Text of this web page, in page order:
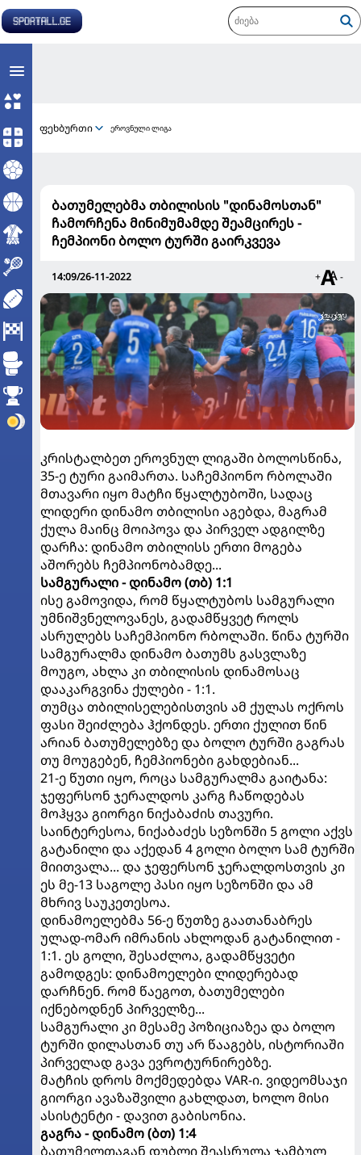
ფეხბურთი ეროვნული ლიგა
ბათუმელებმა თბილისის "დინამოსთან"
ჩამორჩენა მინიმუმამდე შეამცირეს -
ჩემპიონი ბოლო ტურში გაირკვევა
14:09/26-11-2022 + -
კრისტალბეთ ეროვნულ ლიგაში ბოლოსწინა,
35-ე ტური გაიმართა. საჩემპიონო რბოლაში
მთავარი იყო მატჩი წყალტუბოში, სადაც
ლიდერი დინამო თბილისი აგებდა, მაგრამ
ქულა მაინც მოიპოვა და პირველ ადგილზე
დარჩა: დინამო თბილისს ერთი მოგება
აშორებს ჩემპიონობამდე...
სამგურალი - დინამო (თბ) 1:1
ისე გამოვიდა, რომ წყალტუბოს სამგურალი
უმნიშვნელოვანეს, გადამწყვეტ როლს
ასრულებს საჩემპიონო რბოლაში. წინა ტურში
სამგურალმა დინამო ბათუმს გასვლაზე
მოუგო, ახლა კი თბილისის დინამოსაც
დააკარგვინა ქულები - 1:1.
თუმცა თბილისელებისთვის ამ ქულას ოქროს
ფასი შეიძლება ჰქონდეს. ერთი ქულით წინ
არიან ბათუმელებზე და ბოლო ტურში გაგრას
თუ მოუგებენ, ჩემპიონები გახდებიან...
21-ე წუთი იყო, როცა სამგურალმა გაიტანა:
ჯეფერსონ ჯერალდოს კარგ ჩაწოდებას
მოჰყვა გიორგი ნიქაბაძის თავური.
საინტერესოა, ნიქაბაძეს სეზონში 5 გოლი აქვს
გატანილი და აქედან 4 გოლი ბოლო სამ ტურში
მიითვალა... და ჯეფერსონ ჯერალდოსთვის კი
ეს მე-13 საგოლე პასი იყო სეზონში და ამ
მხრივ საუკეთესოა.
დინამოელებმა 56-ე წუთზე გაათანაბრეს
ულად-ომარ იმრანის ახლოდან გატანილით -
1:1. ეს გოლი, შესაძლოა, გადამწყვეტი
გამოდგეს: დინამოელები ლიდერებად
დარჩნენ. რომ წაეგოთ, ბათუმელები
იქნებოდნენ პირველზე...
სამგურალი კი მესამე პოზიციაზეა და ბოლო
ტურში დილასთან თუ არ წააგებს, ისტორიაში
პირველად გავა ევროტურნირებზე.
მატჩის დროს მოქმედებდა VAR-ი. ვიდეომსაჯი
გიორგი ავაზაშვილი გახლდათ, ხოლო მისი
ასისტენტი - დავით გაბისონია.
გაგრა - დინამო (ბთ) 1:4
ბათუმელთაგან დუბლი შეასრულა ჯამბულ